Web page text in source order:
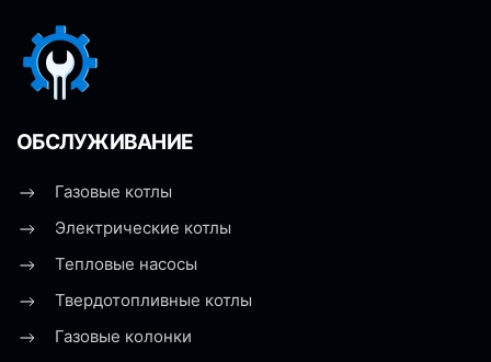
ОБСЛУЖИВАНИЕ
Газовые котлы
Электрические котлы
Тепловые насосы
Твердотопливные котлы
Газовые колонки